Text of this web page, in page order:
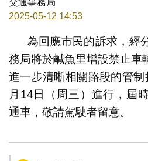
2025-05-12 14:53
為回應市民的訴求，經
務局將於鹹魚里增設禁止車
進一步清晰相關路段的管
月14日（周三）進行，屆
通車，敬請駕駛者留意。